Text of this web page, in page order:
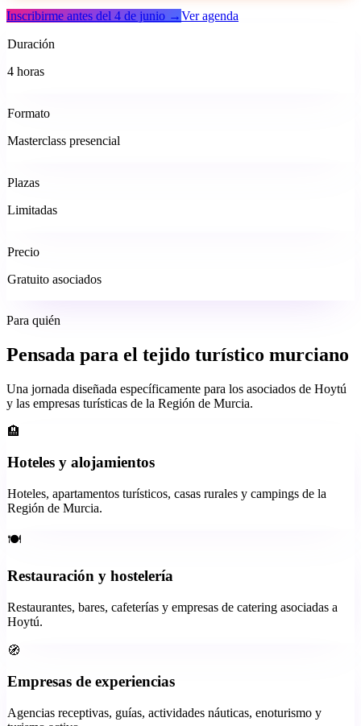
Inscribirme antes del 4 de junio →Ver agenda
Duración
4 horas
Formato
Masterclass presencial
Plazas
Limitadas
Precio
Gratuito asociados
Para quién
Pensada para el tejido turístico murciano
Una jornada diseñada específicamente para los asociados de Hoytú
y las empresas turísticas de la Región de Murcia.
🏨
Hoteles y alojamientos
Hoteles, apartamentos turísticos, casas rurales y campings de la
Región de Murcia.
🍽️
Restauración y hostelería
Restaurantes, bares, cafeterías y empresas de catering asociadas a
Hoytú.
🧭
Empresas de experiencias
Agencias receptivas, guías, actividades náuticas, enoturismo y